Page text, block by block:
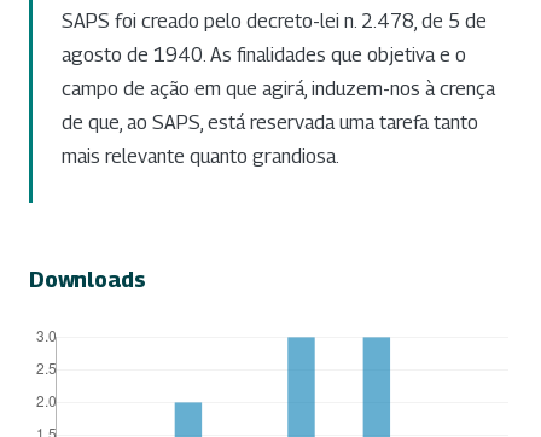
SAPS foi creado pelo decreto-lei n. 2.478, de 5 de
agosto de 1940. As finalidades que objetiva e o
campo de ação em que agirá, induzem-nos à crença
de que, ao SAPS, está reservada uma tarefa tanto
mais relevante quanto grandiosa.
Downloads